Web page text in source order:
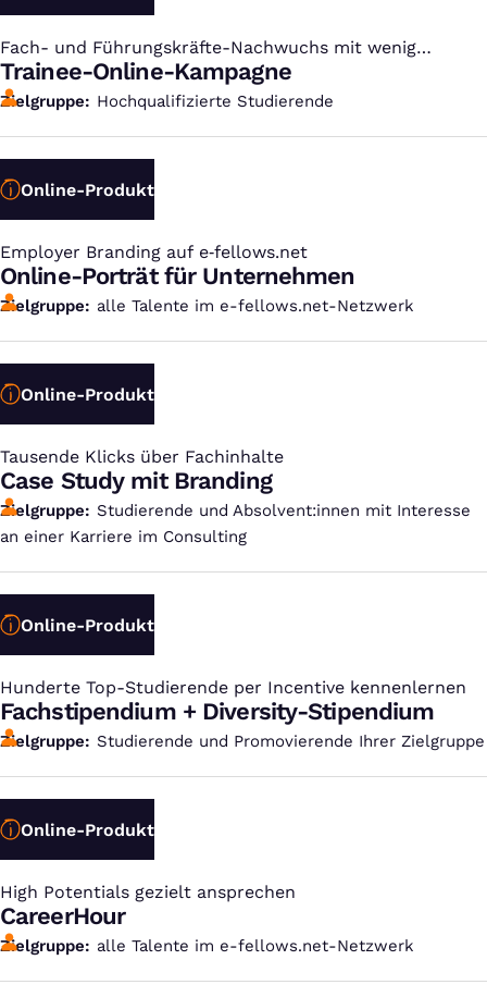
Fach- und Führungskräfte-Nachwuchs mit wenig
Aufwand gewinnen
:
Trainee-Online-Kampagne
Zielgruppe Hochqualifizierte Studierende
Online-Produkt
Employer Branding auf e‑fellows.net
:
Online-Porträt für Unternehmen
Zielgruppe alle Talente im e-fellows.net-Netzwerk
Online-Produkt
Tausende Klicks über Fachinhalte
:
Case Study mit Branding
Zielgruppe
Studierende und Absolvent:innen mit Interesse
an einer Karriere im Consulting
Online-Produkt
Hunderte Top-Studierende per Incentive kennenlernen
:
Fachstipendium + Diversity-Stipendium
Zielgruppe Studierende und Promovierende Ihrer Zielgruppe
Online-Produkt
High Potentials gezielt ansprechen
:
CareerHour
Zielgruppe alle Talente im e-fellows.net-Netzwerk